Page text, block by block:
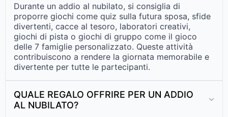
Durante un addio al nubilato, si consiglia di
proporre giochi come quiz sulla futura sposa, sfide
divertenti, cacce al tesoro, laboratori creativi,
giochi di pista o giochi di gruppo come il gioco
delle 7 famiglie personalizzato. Queste attività
contribuiscono a rendere la giornata memorabile e
divertente per tutte le partecipanti.
QUALE REGALO OFFRIRE PER UN ADDIO
AL NUBILATO?